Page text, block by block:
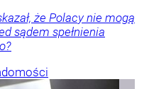
że Polacy nie mogą
sądem spełnienia